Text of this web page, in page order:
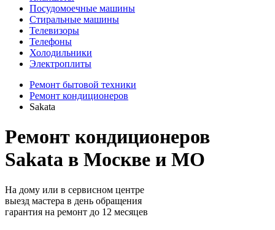
Посудомоечные машины
Стиральные машины
Телевизоры
Телефоны
Холодильники
Электроплиты
Ремонт бытовой техники
Ремонт кондиционеров
Sakata
Ремонт кондиционеров
Sakata в Москве и МО
На дому или в сервисном центре
выезд мастера в день обращения
гарантия на ремонт до 12 месяцев